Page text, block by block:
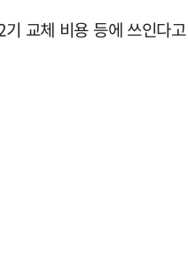
교체 비용 등에 쓰인다